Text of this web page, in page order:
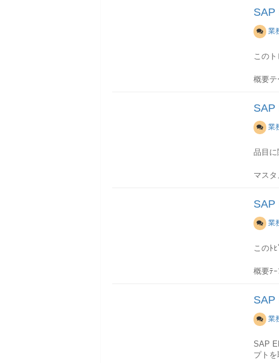
詳細
項目一
ィス
体はこ
出力
購買発
引先
出力
BOM
項目一
ド登
BOM
BOM
ンク
所デ
が格
理され
されま
詳細(
品目の
項目一
MARA
シス
単位情
MARC
プラン
項目一
ス-4
項目一
SAP
業
この
概要テ
テキ
購買依
のヘ
項目一
スト
テキ
キス
ID-4
項目一
ーシ
SAP
業
品目に
マスタ
品目
照会(
おそら
きま
在庫
照会
一覧
照会
販売
合伝
票一
覧対
-
SAP
業
このﾄ
概要ﾃｰ
数量単
項目一
gな
じ次
SAP
業
SAP
プトを